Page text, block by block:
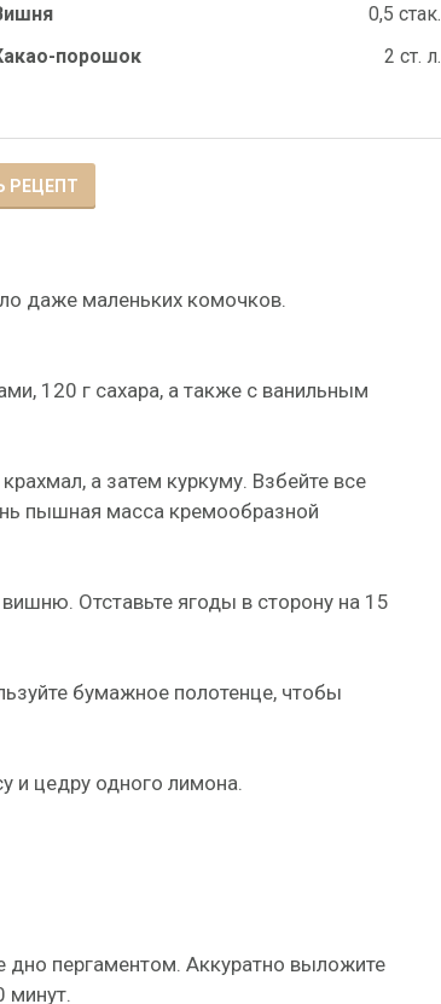
0,5 стак.
порошок
2 ст. л.
РЕЦЕПТ
даже маленьких комочков.
120 г сахара, а также с ванильным
а затем куркуму. Взбейте все
пышная масса кремообразной
Отставьте ягоды в сторону на 15
бумажное полотенце, чтобы
и цедру одного лимона.
дно пергаментом. Аккуратно выложите
минут.